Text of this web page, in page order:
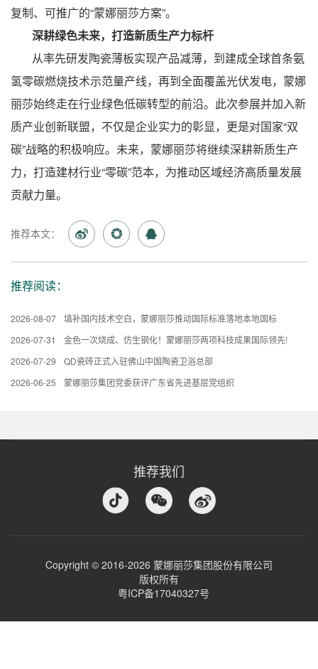
复制、可推广的“蒙娜丽莎方案”。
深耕绿色未来，打造新质生产力标杆
从率先研发陶瓷薄板实现产品减薄，到建成全球首条氨
氢零碳燃烧技术示范量产线，再到全面覆盖光伏发电，蒙娜
丽莎始终走在行业绿色低碳转型的前沿。此次参展并加入新
质产业创新联盟，不仅是企业实力的彰显，更是对国家“双
碳”战略的积极响应。未来，蒙娜丽莎将继续深耕新质生产
力，打造建材行业“零碳”范本，为推动区域经济高质量发展
贡献力量。
推荐本文：
推荐阅读：
2026-08-07
填补国内技术空白，蒙娜丽莎推动国际标准落地本地国标
2026-07-31
金色一次烧成、仿生钢化！蒙娜丽莎两项科技成果国际领先!
2026-07-29
QD瓷砖正式入驻佛山中国陶瓷卫浴总部
2026-06-25
蒙娜丽莎集团党委获评广东省先进基层党组织
推荐我们
Copyright © 2016-2026 蒙娜丽莎集团股份有限公司
版权所有
粤ICP备17040327号